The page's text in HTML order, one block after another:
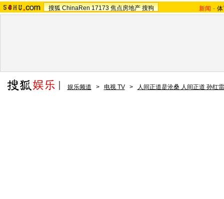
搜狐 ChinaRen 17173 焦点房地产 搜狗 新闻 -
娱乐频道 > 电视 TV > 人间正道是沧桑 人间正道 孙红雷